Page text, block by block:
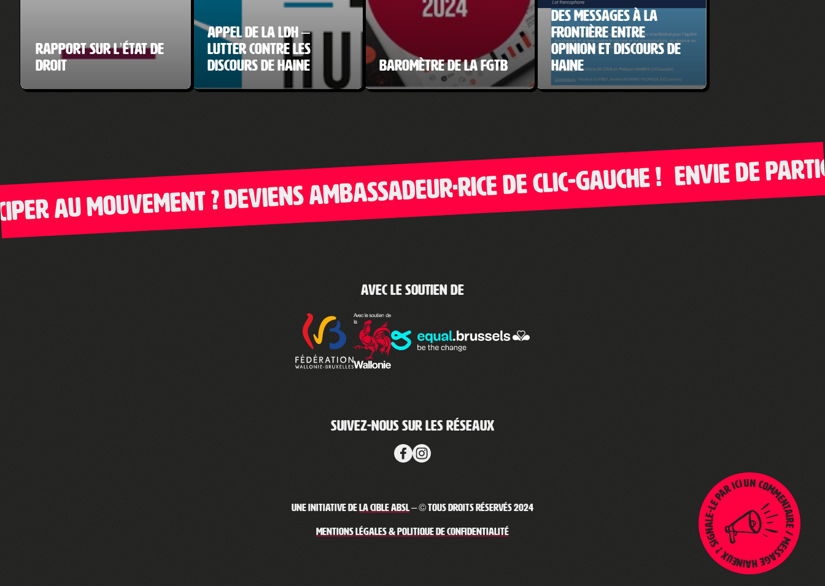
Rapport sur l’État de
droit
Appel de la LDH –
Lutter contre les
discours de haine
Baromètre de la FGTB
Des messages à la
frontière entre
opinion et discours de
haine
Un commentaire / message haineux ? Signale-le par ici !
mouvement ? Deviens ambassadeur·rice de Clic-Gauche !
Envie de
Avec le soutien de
Suivez-nous sur les réseaux
Une initiative deLa Cible ABSL– © Tous droits réservés 2024
Mentions légales & Politique de confidentialité